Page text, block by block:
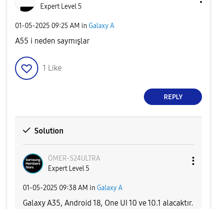
Expert Level 5
‎01-05-2025 09:25 AM in Galaxy A
A55 i neden saymışlar
1 Like
REPLY
Solution
ÖMER-S24ULTRA
Expert Level 5
‎01-05-2025 09:38 AM in Galaxy A
Galaxy A35, Android 18, One UI 10 ve 10.1 alacaktır.